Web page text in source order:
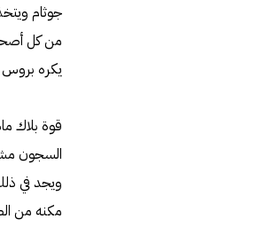
جوثام
من كل
يكره بروس
قوة بلاك
السجون
ويجد في